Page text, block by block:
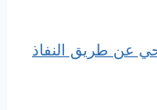
عن طريق النفاذ